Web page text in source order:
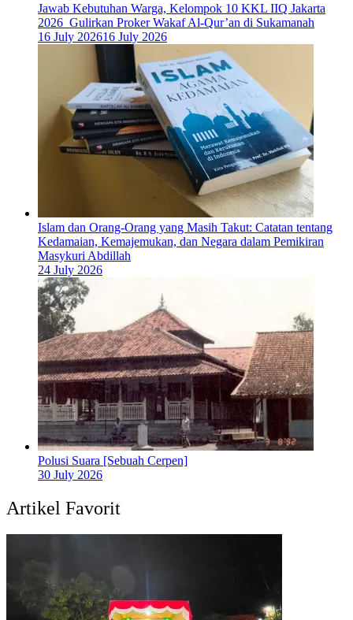
Jawab Kebutuhan Warga, Kelompok 10 KKL IIQ Jakarta
2026 Gulirkan Proker Wakaf Al-Qur’an di Sukamanah
16 July 202616 July 2026
Islam dan Orang-Orang yang Masih Takut: Catatan tentang
Kedamaian, Kemajemukan, dan Negara dalam Pemikiran
Masykuri Abdillah
24 July 2026
Polusi Suara [Sebuah Cerpen]
30 July 2026
Artikel Favorit